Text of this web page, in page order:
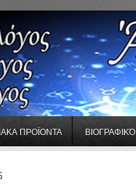
ΠΡΟΪΟΝΤΑ ΒΙΟΓΡΑΦΙΚΌ